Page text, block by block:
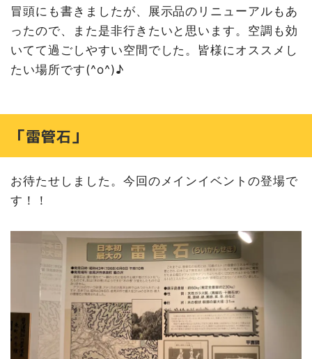
冒頭にも書きましたが、展示品のリニューアルもあ
ったので、また是非行きたいと思います。空調も効
いてて過ごしやすい空間でした。皆様にオススメし
たい場所です(^o^)♪
「雷管石」
お待たせしました。今回のメインイベントの登場で
す！！